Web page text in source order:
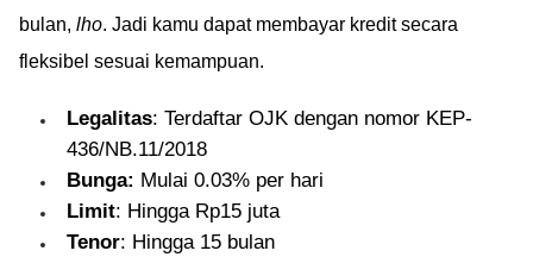
bulan, lho. Jadi kamu dapat membayar kredit secara
fleksibel sesuai kemampuan.
Legalitas: Terdaftar OJK dengan nomor KEP-
436/NB.11/2018
Bunga: Mulai 0.03% per hari
Limit: Hingga Rp15 juta
Tenor: Hingga 15 bulan